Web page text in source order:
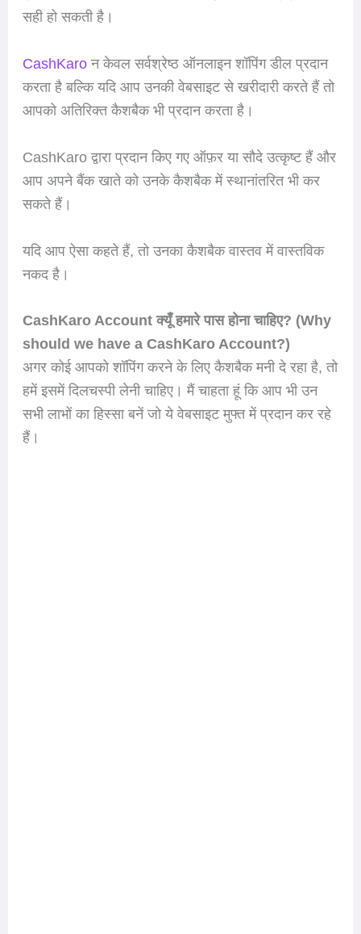
सही हो सकती है।
CashKaroन केवल सर्वश्रेष्ठ ऑनलाइन शॉपिंग डील प्रदान
करता है बल्कि यदि आप उनकी वेबसाइट से खरीदारी करते हैं तो
आपको अतिरिक्त कैशबैक भी प्रदान करता है।
CashKaro द्वारा प्रदान किए गए ऑफ़र या सौदे उत्कृष्ट हैं और
आप अपने बैंक खाते को उनके कैशबैक में स्थानांतरित भी कर
सकते हैं।
यदि आप ऐसा कहते हैं, तो उनका कैशबैक वास्तव में वास्तविक
नकद है।
CashKaro Account क्यूँ हमारे पास होना चाहिए? (Why
should we have a CashKaro Account?)
अगर कोई आपको शॉपिंग करने के लिए कैशबैक मनी दे रहा है, तो
हमें इसमें दिलचस्पी लेनी चाहिए। मैं चाहता हूं कि आप भी उन
सभी लाभों का हिस्सा बनें जो ये वेबसाइट मुफ्त में प्रदान कर रहे
हैं।